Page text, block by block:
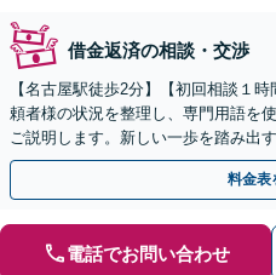
借金返済の相談・交渉
【名古屋駅徒歩2分】【初回相談１
頼者様の状況を整理し、専門用語を
ご説明します。新しい一歩を踏み出
支払い方法相談可＞
料金表
電話でお問い合わせ